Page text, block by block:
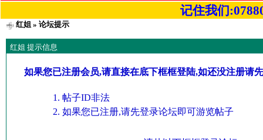
记住我们
红姐» 论坛提示
红姐 提示信息
如果您已注册会员,请直接在底下框框登陆,如还没注册请
帖子ID非法
如果您已注册,请先登录论坛即可游览帖子